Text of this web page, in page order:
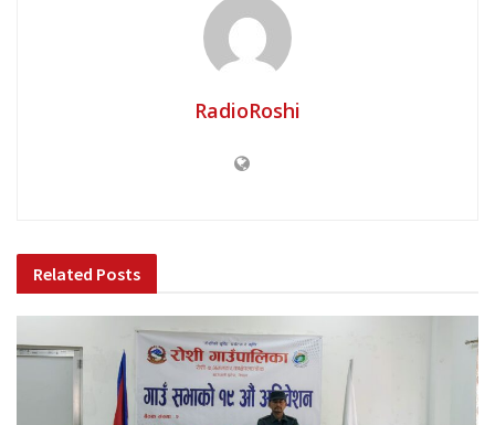
RadioRoshi
Related Posts